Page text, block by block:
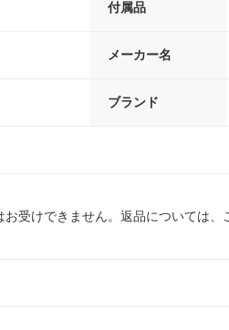
付属品
メーカー名
ブランド
受けできません。返品については